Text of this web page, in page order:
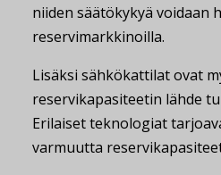
niiden säätökykyä voidaan
reservimarkkinoilla.
Lisäksi sähkökattilat ovat
reservikapasiteetin lähde
Erilaiset teknologiat
varmuutta